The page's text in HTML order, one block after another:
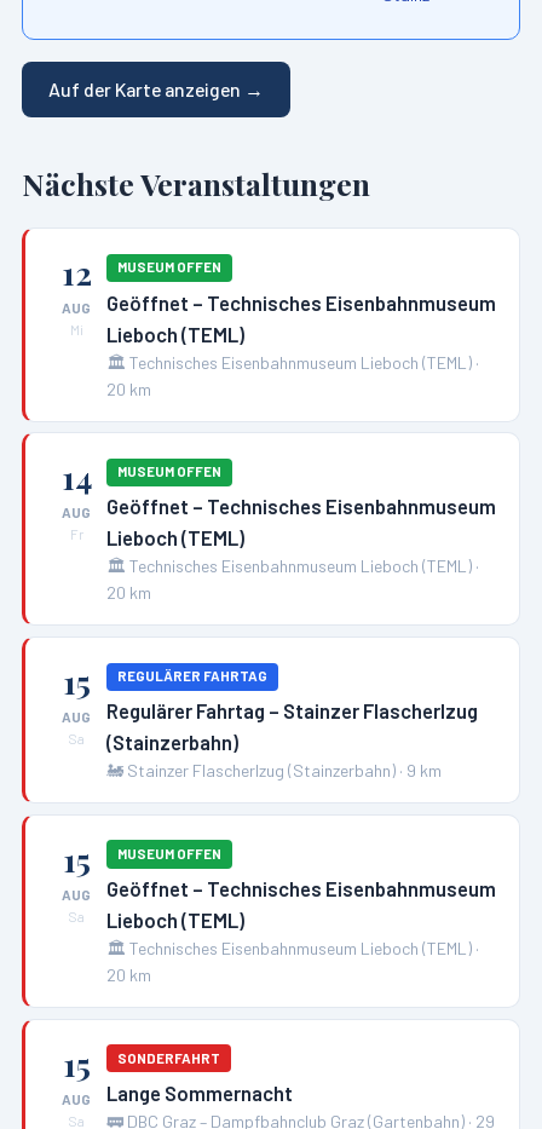
Auf der Karte anzeigen →
Nächste Veranstaltungen
12
AUG
Mi
MUSEUM OFFEN
Geöffnet – Technisches Eisenbahnmuseum
Lieboch (TEML)
🏛️ Technisches Eisenbahnmuseum Lieboch (TEML) ·
20 km
14
AUG
Fr
MUSEUM OFFEN
Geöffnet – Technisches Eisenbahnmuseum
Lieboch (TEML)
🏛️ Technisches Eisenbahnmuseum Lieboch (TEML) ·
20 km
15
AUG
Sa
REGULÄRER FAHRTAG
Regulärer Fahrtag – Stainzer Flascherlzug
(Stainzerbahn)
🚂 Stainzer Flascherlzug (Stainzerbahn) · 9 km
15
AUG
Sa
MUSEUM OFFEN
Geöffnet – Technisches Eisenbahnmuseum
Lieboch (TEML)
🏛️ Technisches Eisenbahnmuseum Lieboch (TEML) ·
20 km
15
AUG
Sa
SONDERFAHRT
Lange Sommernacht
🚃 DBC Graz – Dampfbahnclub Graz (Gartenbahn) · 29